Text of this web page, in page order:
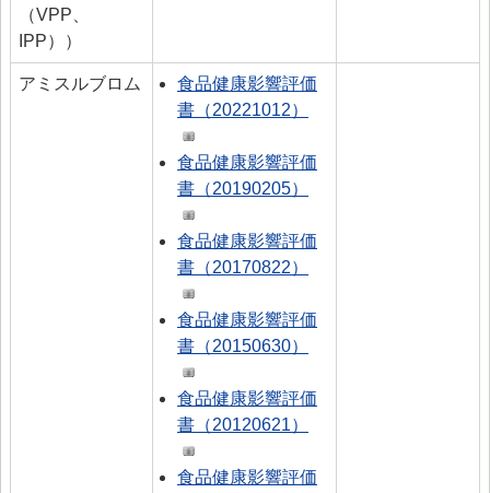
（VPP、
IPP））
アミスルブロム
食品健康影響評価
書（20221012）
食品健康影響評価
書（20190205）
食品健康影響評価
書（20170822）
食品健康影響評価
書（20150630）
食品健康影響評価
書（20120621）
食品健康影響評価